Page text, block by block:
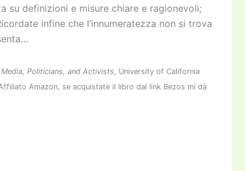
su definizioni e misure chiare e ragionevoli;
infine che l’innumeratezza non si trova
Politicians, and Activists , University of California
Amazon, se acquistate il libro dal link Bezos mi dà